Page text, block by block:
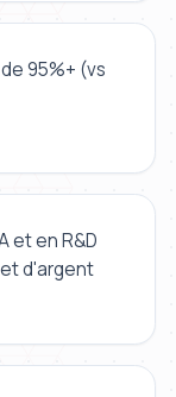
95%+ (vs
et en R&D
d'argent